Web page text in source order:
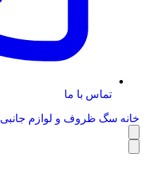
تماس با ما
خانه سگ ظروف و لوازم جانبی